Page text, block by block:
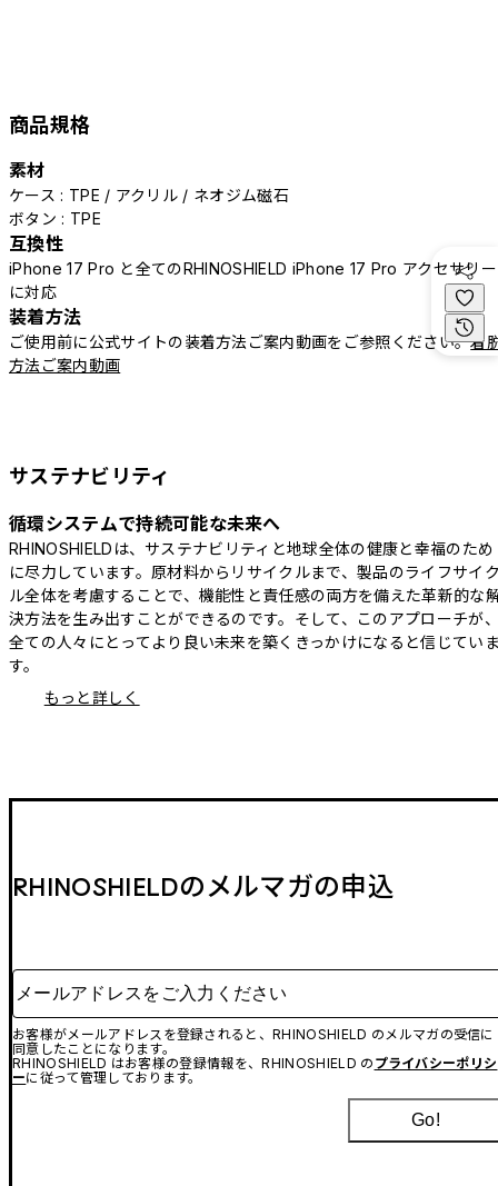
商品規格
素材
ケース : TPE / アクリル / ネオジム磁石
ボタン : TPE
互換性
iPhone 17 Pro と全てのRHINOSHIELD iPhone 17 Pro アクセサリー
に対応
装着方法
ご使用前に公式サイトの装着方法ご案内動画をご参照ください。着
方法ご案内動画
サステナビリティ
循環システムで持続可能な未来へ
RHINOSHIELDは、サステナビリティと地球全体の健康と幸福のため
に尽力しています。原材料からリサイクルまで、製品のライフサイ
ル全体を考慮することで、機能性と責任感の両方を備えた革新的な
決方法を生み出すことができるのです。そして、このアプローチが
全ての人々にとってより良い未来を築くきっかけになると信じてい
す。
もっと詳しく
RHINOSHIELDのメルマガの申込
メールアドレスをご入力ください
お客様がメールアドレスを登録されると、RHINOSHIELD のメルマガの受信に
同意したことになります。
RHINOSHIELD はお客様の登録情報を、RHINOSHIELD の プライバシーポリシ
ーに従って管理しております。
Go!